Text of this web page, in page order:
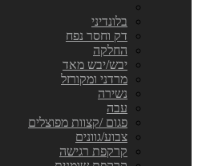
בלונדיני
דק וחסר נפח
החלקה
יבש/יבש מאד
מרדני ומקורזל
נשירה
עבה
פגום /קצוות מפוצלים
צבוע/גוונים
קרקפת רגישה